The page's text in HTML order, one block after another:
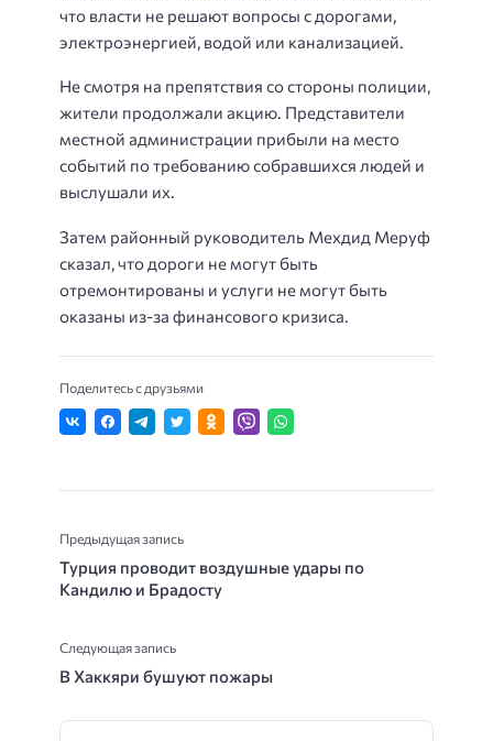
что власти не решают вопросы с дорогами,
электроэнергией, водой или канализацией.
Не смотря на препятствия со стороны полиции,
жители продолжали акцию. Представители
местной администрации прибыли на место
событий по требованию собравшихся людей и
выслушали их.
Затем районный руководитель Мехдид Меруф
сказал, что дороги не могут быть
отремонтированы и услуги не могут быть
оказаны из-за финансового кризиса.
Поделитесь с друзьями
Предыдущая запись
Турция проводит воздушные удары по
Кандилю и Брадосту
Следующая запись
В Хаккяри бушуют пожары